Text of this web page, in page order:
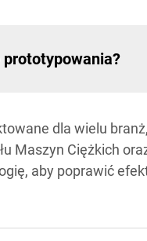
dla wielu
Maszyn Ciężkich
aby poprawić